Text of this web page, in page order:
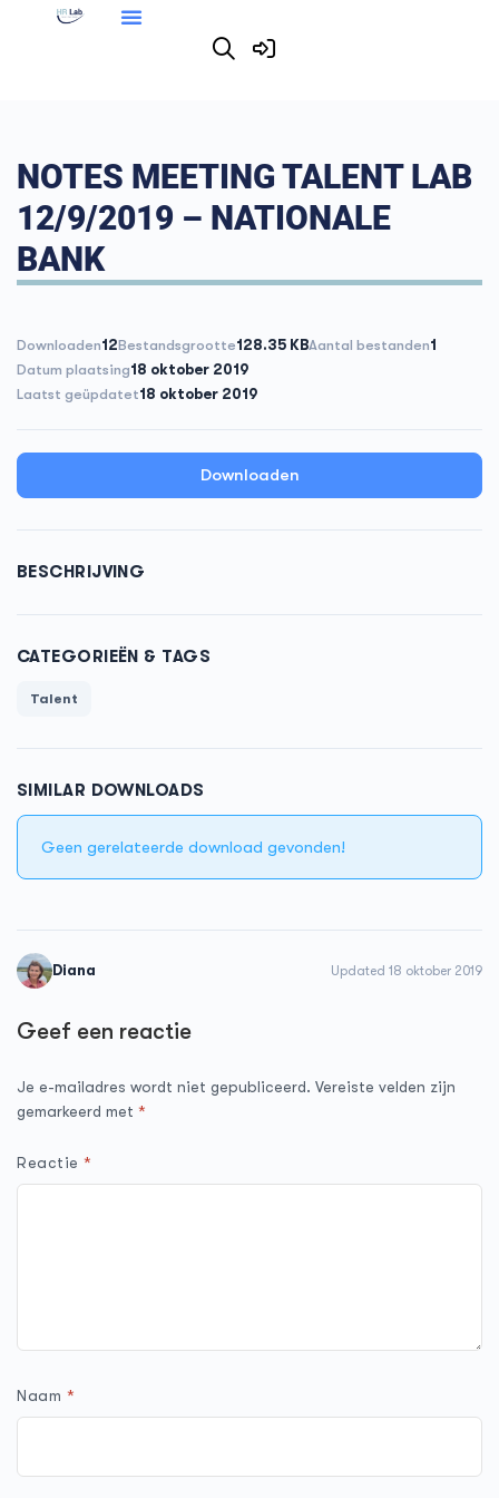
NOTES MEETING TALENT LAB
12/9/2019 – NATIONALE
BANK
Downloaden12Bestandsgrootte128.35 KBAantal bestanden1
Datum plaatsing18 oktober 2019
Laatst geüpdatet18 oktober 2019
Downloaden
BESCHRIJVING
CATEGORIEËN & TAGS
Talent
SIMILAR DOWNLOADS
Geen gerelateerde download gevonden!
Diana Updated 18 oktober 2019
Geef een reactie
Je e-mailadres wordt niet gepubliceerd. Vereiste velden zijn
gemarkeerd met *
Reactie*
Naam *